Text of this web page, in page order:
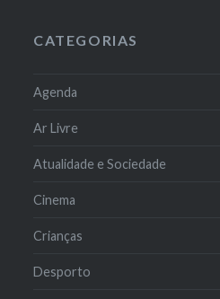
CATEGORIAS
Agenda
Ar Livre
Atualidade e Sociedade
Cinema
Crianças
Desporto